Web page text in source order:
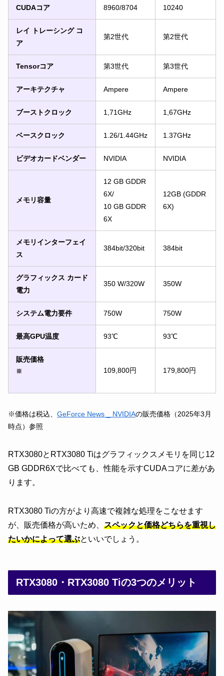
CUDAコア 8960/8704 10240
レイ トレーシング コ
ア
第2世代 第2世代
Tensorコア 第3世代 第3世代
アーキテクチャ Ampere Ampere
ブーストクロック 1,71GHz 1,67GHz
ベースクロック 1.26/1.44GHz 1.37GHz
ビデオカードベンダー NVIDIA NVIDIA
メモリ容量
12 GB GDDR
6X/
10 GB GDDR
6X
12GB (GDDR
6X)
メモリインターフェイ
ス
384bit/320bit 384bit
グラフィックス カード
電力
350 W/320W 350W
システム電力要件 750W 750W
最高GPU温度 93℃ 93℃
販売価格
※ 109,800円 179,800円
※価格は税込、 GeForce News _ NVIDIAの販売価格（2025年3月
時点）参照
RTX3080とRTX3080 Tiはグラフィックスメモリを同じ12
GB GDDR6Xで比べても、性能を示すCUDAコアに差があ
ります。
RTX3080 Tiの方がより高速で複雑な処理をこなせます
が、販売価格が高いため、 スペックと価格どちらを重視し
たいかによって選ぶといいでしょう。
RTX3080・RTX3080 Tiの3つのメリット